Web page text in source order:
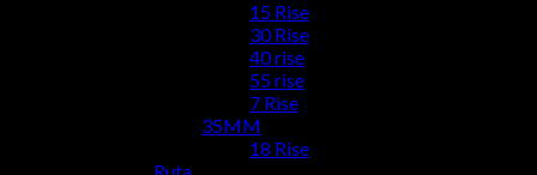
15 Rise
30 Rise
40 rise
55 rise
7 Rise
35MM
18 Rise